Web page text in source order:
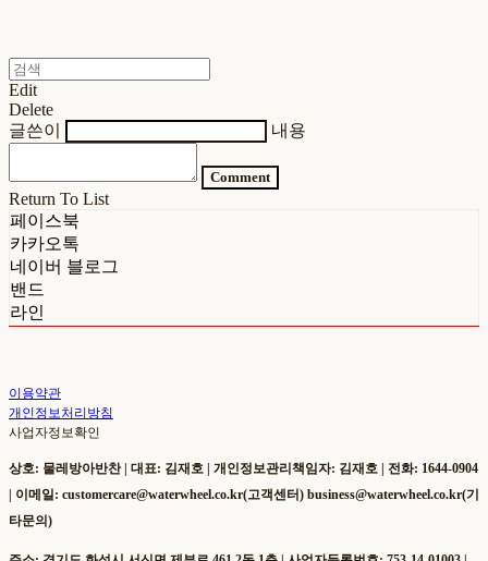
Edit
Delete
글쓴이
내용
Comment
Return To List
페이스북
카카오톡
네이버 블로그
밴드
라인
이용약관
개인정보처리방침
사업자정보확인
상호: 물레방아반찬 | 대표: 김재호 | 개인정보관리책임자: 김재호 | 전화: 1644-0904
| 이메일: customercare@waterwheel.co.kr(고객센터) business@waterwheel.co.kr(기
타문의)